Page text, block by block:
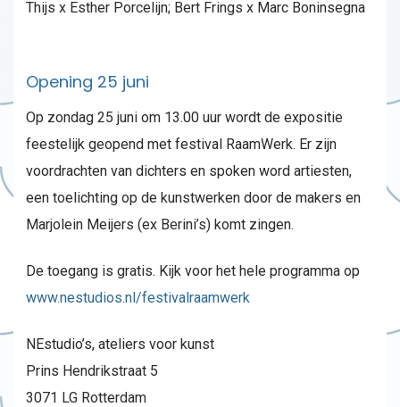
Thijs x Esther Porcelijn; Bert Frings x Marc Boninsegna
Opening 25 juni
Op zondag 25 juni om 13.00 uur wordt de expositie
feestelijk geopend met festival RaamWerk. Er zijn
voordrachten van dichters en spoken word artiesten,
een toelichting op de kunstwerken door de makers en
Marjolein Meijers (ex Berini’s) komt zingen.
De toegang is gratis. Kijk voor het hele programma op
www.nestudios.nl/festivalraamwerk
NEstudio’s, ateliers voor kunst
Prins Hendrikstraat 5
3071 LG Rotterdam